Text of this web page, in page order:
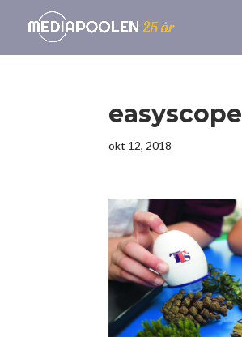
easyscope
okt 12, 2018